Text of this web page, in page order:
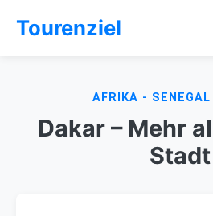
Tourenziel
AFRIKA -
Dakar – Mehr
Stadt